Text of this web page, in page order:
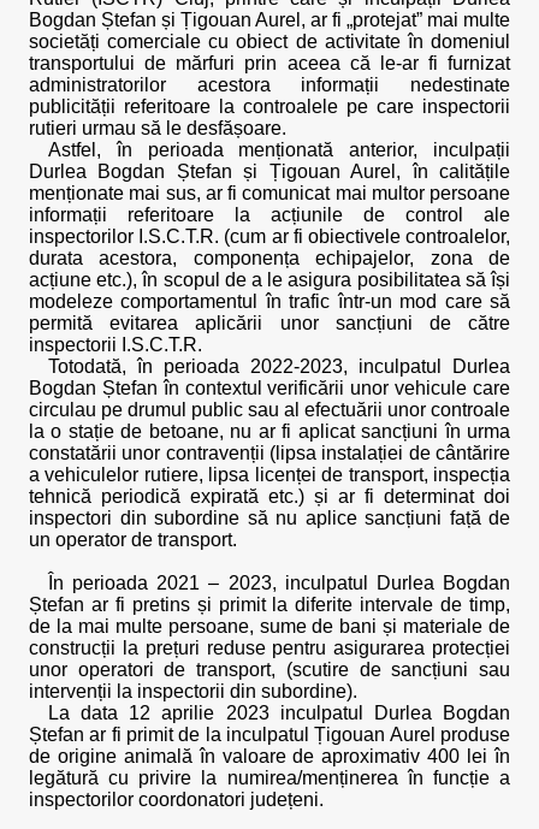
Bogdan Ștefan și Țigouan Aurel, ar fi „protejat” mai multe
societăți comerciale cu obiect de activitate în domeniul
transportului de mărfuri prin aceea că le-ar fi furnizat
administratorilor acestora informații nedestinate
publicității referitoare la controalele pe care inspectorii
rutieri urmau să le desfășoare.
Astfel, în perioada menționată anterior, inculpații
Durlea Bogdan Ștefan și Țigouan Aurel, în calitățile
menționate mai sus, ar fi comunicat mai multor persoane
informații referitoare la acțiunile de control ale
inspectorilor I.S.C.T.R. (cum ar fi obiectivele controalelor,
durata acestora, componența echipajelor, zona de
acțiune etc.), în scopul de a le asigura posibilitatea să își
modeleze comportamentul în trafic într-un mod care să
permită evitarea aplicării unor sancțiuni de către
inspectorii I.S.C.T.R.
Totodată, în perioada 2022-2023, inculpatul Durlea
Bogdan Ștefan în contextul verificării unor vehicule care
circulau pe drumul public sau al efectuării unor controale
la o stație de betoane, nu ar fi aplicat sancțiuni în urma
constatării unor contravenții (lipsa instalației de cântărire
a vehiculelor rutiere, lipsa licenței de transport, inspecția
tehnică periodică expirată etc.) și ar fi determinat doi
inspectori din subordine să nu aplice sancțiuni față de
un operator de transport.
În perioada 2021 – 2023, inculpatul Durlea Bogdan
Ștefan ar fi pretins și primit la diferite intervale de timp,
de la mai multe persoane, sume de bani și materiale de
construcții la prețuri reduse pentru asigurarea protecției
unor operatori de transport, (scutire de sancțiuni sau
intervenții la inspectorii din subordine).
La data 12 aprilie 2023 inculpatul Durlea Bogdan
Ștefan ar fi primit de la inculpatul Țigouan Aurel produse
de origine animală în valoare de aproximativ 400 lei în
legătură cu privire la numirea/menținerea în funcție a
inspectorilor coordonatori județeni.